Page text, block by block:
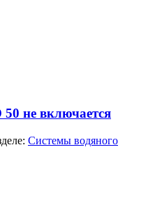
не включается
Системы водяного